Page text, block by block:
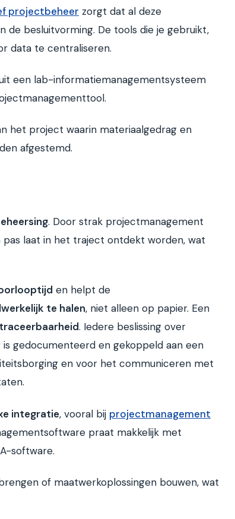
projectbeheer zorgt dat al deze
besluitvorming. De tools die je gebruikt,
data te centraliseren.
een lab-informatiemanagementsysteem
het project waarin materiaalgedrag en
afgestemd.
. Door strak projectmanagement
laat in het traject ontdekt worden, wat
en helpt de
te halen, niet alleen op papier. Een
. Iedere beslissing over
gedocumenteerd en gekoppeld aan een
en voor het communiceren met
integratie, vooral bij projectmanagement
praat makkelijk met
software.
of maatwerkoplossingen bouwen, wat